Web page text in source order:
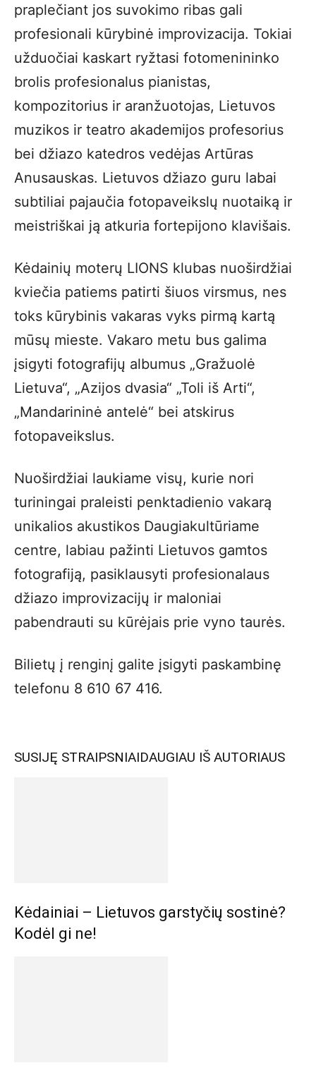
praplečiant jos suvokimo ribas gali
profesionali kūrybinė improvizacija. Tokiai
užduočiai kaskart ryžtasi fotomenininko
brolis profesionalus pianistas,
kompozitorius ir aranžuotojas, Lietuvos
muzikos ir teatro akademijos profesorius
bei džiazo katedros vedėjas Artūras
Anusauskas. Lietuvos džiazo guru labai
subtiliai pajaučia fotopaveikslų nuotaiką ir
meistriškai ją atkuria fortepijono klavišais.
Kėdainių moterų LIONS klubas nuoširdžiai
kviečia patiems patirti šiuos virsmus, nes
toks kūrybinis vakaras vyks pirmą kartą
mūsų mieste. Vakaro metu bus galima
įsigyti fotografijų albumus „Gražuolė
Lietuva“, „Azijos dvasia“ „Toli iš Arti“,
„Mandarininė antelė“ bei atskirus
fotopaveikslus.
Nuoširdžiai laukiame visų, kurie nori
turiningai praleisti penktadienio vakarą
unikalios akustikos Daugiakultūriame
centre, labiau pažinti Lietuvos gamtos
fotografiją, pasiklausyti profesionalaus
džiazo improvizacijų ir maloniai
pabendrauti su kūrėjais prie vyno taurės.
Bilietų į renginį galite įsigyti paskambinę
telefonu 8 610 67 416.
SUSIJĘ STRAIPSNIAIDAUGIAU IŠ AUTORIAUS
Kėdainiai – Lietuvos garstyčių sostinė?
Kodėl gi ne!